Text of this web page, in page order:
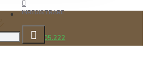
INREGISTRARE
0722.505.222